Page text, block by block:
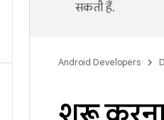
सकती हैं.
Android Developers